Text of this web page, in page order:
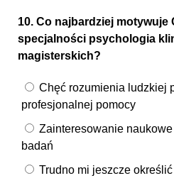
10. Co najbardziej motywuje
specjalności psychologia
magisterskich?
Chęć rozumienia ludzkiej
profesjonalnej pomocy
Zainteresowanie
badań
Trudno mi jeszcze